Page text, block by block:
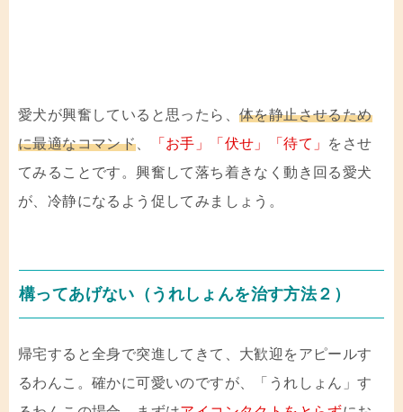
愛犬が興奮していると思ったら、 体を静止させるため
に最適なコマンド
「お手」「伏せ」「待て」 をさせ
てみることです。興奮して落ち着きなく動き回る愛犬
が、冷静になるよう促してみましょう。
構ってあげない（うれしょんを治す方法２）
帰宅すると全身で突進してきて、大歓迎をアピールす
るわんこ。確かに可愛いのですが、「うれしょん」す